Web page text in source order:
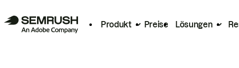
Produkt Preise Lösungen